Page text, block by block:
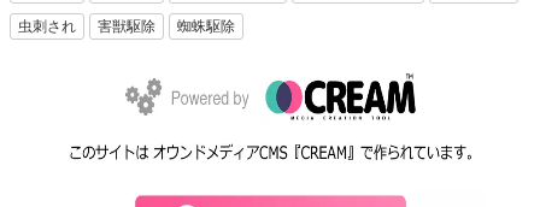
虫刺され 害獣駆除 蜘蛛駆除